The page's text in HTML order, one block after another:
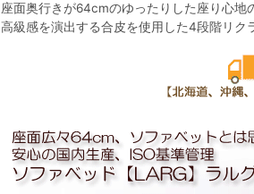
座面奥行きが64cmのゆったりした座り心地
高級感を演出する合皮を使用した4段階リク